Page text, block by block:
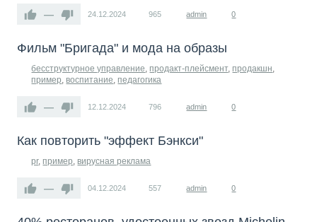
— 24.12.2024 965 admin 0
Фильм "Бригада" и мода на образы
бесструктурное управление, продакт-плейсмент, продакшн,
пример, воспитание, педагогика
— 12.12.2024 796 admin 0
Как повторить "эффект Бэнкси"
pr, пример, вирусная реклама
— 04.12.2024 557 admin 0